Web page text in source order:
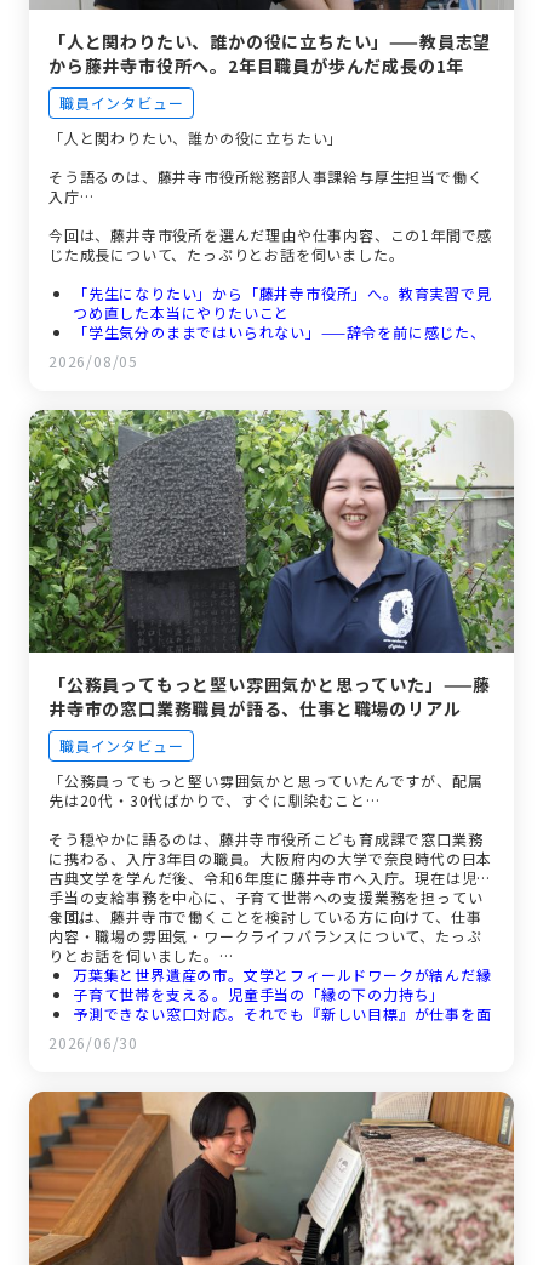
「人と関わりたい、誰かの役に立ちたい」——教員志望
から藤井寺市役所へ。2年目職員が歩んだ成長の1年
職員インタビュー
「人と関わりたい、誰かの役に立ちたい」
そう語るのは、藤井寺市役所総務部人事課給与厚生担当で働く
入庁…
今回は、藤井寺市役所を選んだ理由や仕事内容、この1年間で感
じた成長について、たっぷりとお話を伺いました。
「先生になりたい」から「藤井寺市役所」へ。教育実習で見
つめ直した本当にやりたいこと
「学生気分のままではいられない」——辞令を前に感じた、
社会人1年目のリアルな不安
給与厚生担当のリアルな仕事内容。制度を一から作り上げる
「市役所いいなあ」と思った瞬間。優しい先輩と、自分らし
く働ける職場
2026/08/05
「公務員ってもっと堅い雰囲気かと思っていた」——藤
井寺市の窓口業務職員が語る、仕事と職場のリアル
職員インタビュー
「公務員ってもっと堅い雰囲気かと思っていたんですが、配属
先は20代・30代ばかりで、すぐに馴染むこと…
そう穏やかに語るのは、藤井寺市役所こども育成課で窓口業務
に携わる、入庁3年目の職員。大阪府内の大学で奈良時代の日本
古典文学を学んだ後、令和6年度に藤井寺市へ入庁。現在は児童
手当の支給事務を中心に、子育て世帯への支援業務を担ってい
ます。
今回は、藤井寺市で働くことを検討している方に向けて、仕事
内容・職場の雰囲気・ワークライフバランスについて、たっぷ
りとお話を伺いました。
万葉集と世界遺産の市。文学とフィールドワークが結んだ縁
子育て世帯を支える。児童手当の「縁の下の力持ち」
予測できない窓口対応。それでも『新しい目標』が仕事を面
白くする
20代・30代だけの課。若手が集まる職場のリアル
指す方へ
2026/06/30